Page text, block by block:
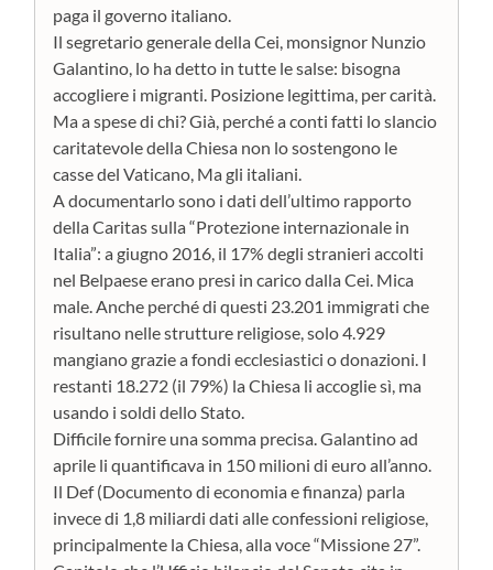
paga il governo italiano.
Il segretario generale della Cei, monsignor Nunzio
Galantino, lo ha detto in tutte le salse: bisogna
accogliere i migranti. Posizione legittima, per carità.
Ma a spese di chi? Già, perché a conti fatti lo slancio
caritatevole della Chiesa non lo sostengono le
casse del Vaticano, Ma gli italiani.
A documentarlo sono i dati dell’ultimo rapporto
della Caritas sulla “Protezione internazionale in
Italia”: a giugno 2016, il 17% degli stranieri accolti
nel Belpaese erano presi in carico dalla Cei. Mica
male. Anche perché di questi 23.201 immigrati che
risultano nelle strutture religiose, solo 4.929
mangiano grazie a fondi ecclesiastici o donazioni. I
restanti 18.272 (il 79%) la Chiesa li accoglie sì, ma
usando i soldi dello Stato.
Difficile fornire una somma precisa. Galantino ad
aprile li quantificava in 150 milioni di euro all’anno.
Il Def (Documento di economia e finanza) parla
invece di 1,8 miliardi dati alle confessioni religiose,
principalmente la Chiesa, alla voce “Missione 27”.